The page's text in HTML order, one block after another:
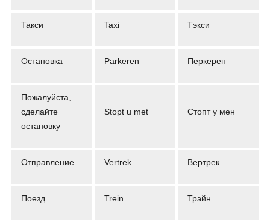
Такси Taxi Тэкси
Остановка Parkeren Перкерен
Пожалуйста,
сделайте
остановку
Stopt u met Стопт у мен
Отправление Vertrek Вертрек
Поезд Trein Трэйн